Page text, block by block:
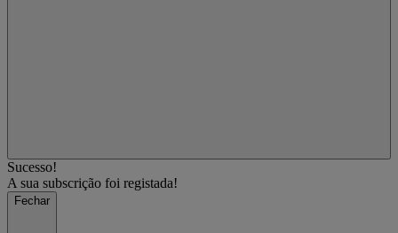
Sucesso!
A sua subscrição foi registada!
Fechar